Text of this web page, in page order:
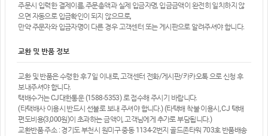
주문시 입력한 결제이름, 주문총액과 실제 입금자명, 입금금액이 완전히 일치하지 않
으면 자동으로 입금확인이 되지 않으므로,
만약 주문자와 입금자명이 다른 경우 고객센터 또는 게시판으로 알려주셔야 합니다.
교환 및 반품 정보
교환 및 반품은 수령한 후 7일 이내로, 고객센터 전화/게시판/카카오톡 으로 신청 후
보내주셔야 합니다.
택배수거는 CJ대한통운 (1588-5353) 로 접수해 주시기 바랍니다.
(타택배사 이용시 반드시 선불로 보내 주셔야 합니다.) (타택배 착불 이용시, CJ 택배
편도비용(3,000원)이 초과하는 금액이, 고객님에게 추가로 부담됩니다.)
교환반품 주소 : 경기도 부천시 원미구 중동 1134-2번지 골드존타워 703호 반품배송